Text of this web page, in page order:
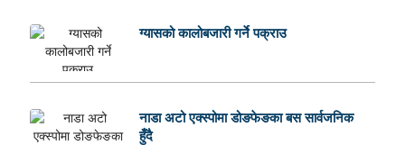
ग्यासको कालोबजारी गर्ने पक्राउ
नाडा अटो एक्स्पोमा डोङफेङका बस सार्वजनिक
हुँदै